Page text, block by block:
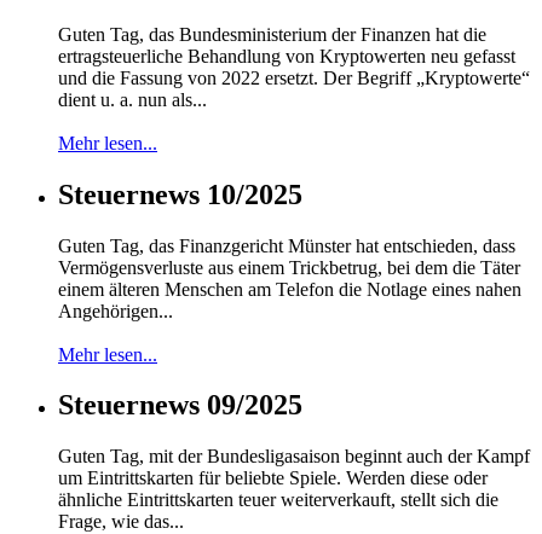
Guten Tag, das Bundesministerium der Finanzen hat die
ertragsteuerliche Behandlung von Kryptowerten neu gefasst
und die Fassung von 2022 ersetzt. Der Begriff „Kryptowerte“
dient u. a. nun als...
Mehr lesen...
Steuernews 10/2025
Guten Tag, das Finanzgericht Münster hat entschieden, dass
Vermögensverluste aus einem Trickbetrug, bei dem die Täter
einem älteren Menschen am Telefon die Notlage eines nahen
Angehörigen...
Mehr lesen...
Steuernews 09/2025
Guten Tag, mit der Bundesligasaison beginnt auch der Kampf
um Eintrittskarten für beliebte Spiele. Werden diese oder
ähnliche Eintrittskarten teuer weiterverkauft, stellt sich die
Frage, wie das...